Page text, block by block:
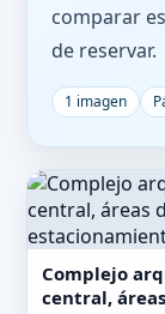
comparar
de reservar.
1 imagen
Complejo
central,